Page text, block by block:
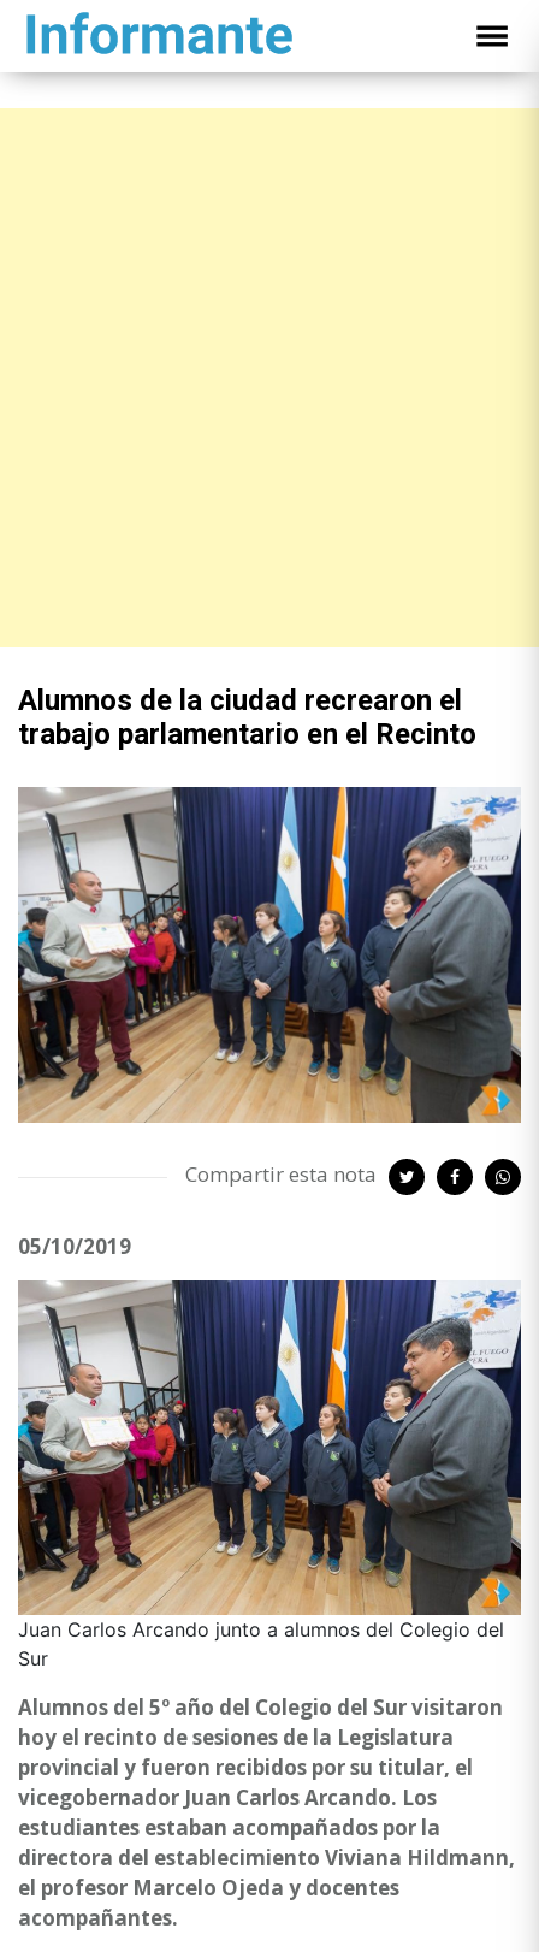
Alumnos de la ciudad recrearon el
trabajo parlamentario en el Recinto
Compartir esta nota
05/10/2019
Juan Carlos Arcando junto a alumnos del Colegio del
Sur
Alumnos del 5º año del Colegio del Sur visitaron
hoy el recinto de sesiones de la Legislatura
provincial y fueron recibidos por su titular, el
vicegobernador Juan Carlos Arcando. Los
estudiantes estaban acompañados por la
directora del establecimiento Viviana Hildmann,
el profesor Marcelo Ojeda y docentes
acompañantes.